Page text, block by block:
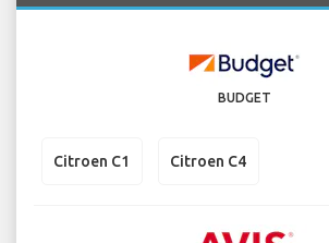
BUDGET
Citroen C1 Citroen C4